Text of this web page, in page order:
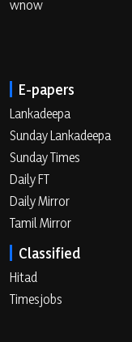
wnow
E-papers
Lankadeepa
Sunday Lankadeepa
Sunday Times
Daily FT
Daily Mirror
Tamil Mirror
Classified
Hitad
Timesjobs